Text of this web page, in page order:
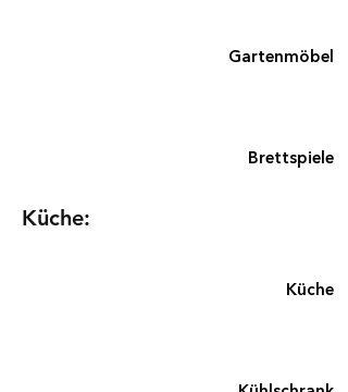
Gartenmöbel
Brettspiele
Küche:
Küche